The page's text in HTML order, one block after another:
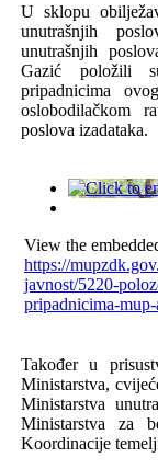
U sklopu
unutrašnjih
unutrašnjih
Gazić položili
pripadnicima
oslobodilačkom
poslova izadataka.
View the
https://
javnost/5220-
pripadnicima-
Također u
Ministarstva,
Ministarstva
Ministarstva za
Koordinacije